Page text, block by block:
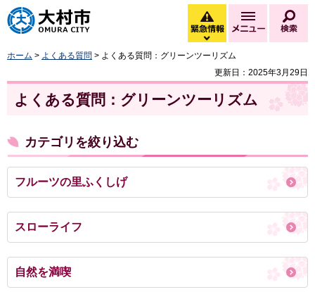
大村市
緊急情報
緊急情報を開く
メニュー
ホーム > よくある質問 > よくある質問：グリーンツーリズム
更新日：2025年3月29日
よくある質問：グリーンツーリズム
カテゴリを絞り込む
フルーツの里ふくしげ
スローライフ
自然を満喫